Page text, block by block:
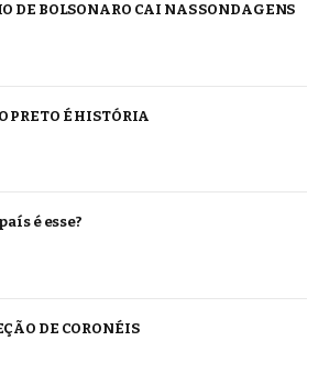
DE BOLSONARO CAI NAS SONDAGENS
PRETO É HISTÓRIA
é esse?
DE CORONÉIS